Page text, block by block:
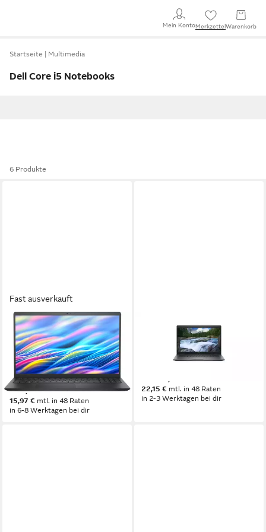
Mein KontoMerkzettel Warenkorb
Startseite Multimedia
Dell Core i5 Notebooks
6 Produkte
Fast ausverkauft
DELL
DC15250 Intel Core i5-
1334U 8GB DDR5 512GB
SSD Notebook
15,6 Zoll Bildschirmdiagonale
Intel Core i5 Prozessor
Intel UHD Graphics Grafikkarte
549,99 €
15,97 € mtl. in 48 Raten
in 6-8 Werktagen bei dir
Dell Latitude 3450 Notebook
Bildschirmdiagonale
Arbeitsspeicher
22,15 € mtl. in 48 Raten
in 2-3 Werktagen bei dir